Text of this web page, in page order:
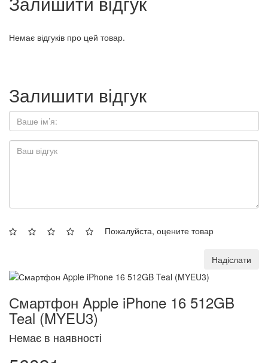
Немає відгуків про цей товар.
Залишити відгук
Пожалуйста, оцените товар
Надіслати
Смартфон Apple iPhone 16 512GB
Teal (MYEU3)
Немає в наявності